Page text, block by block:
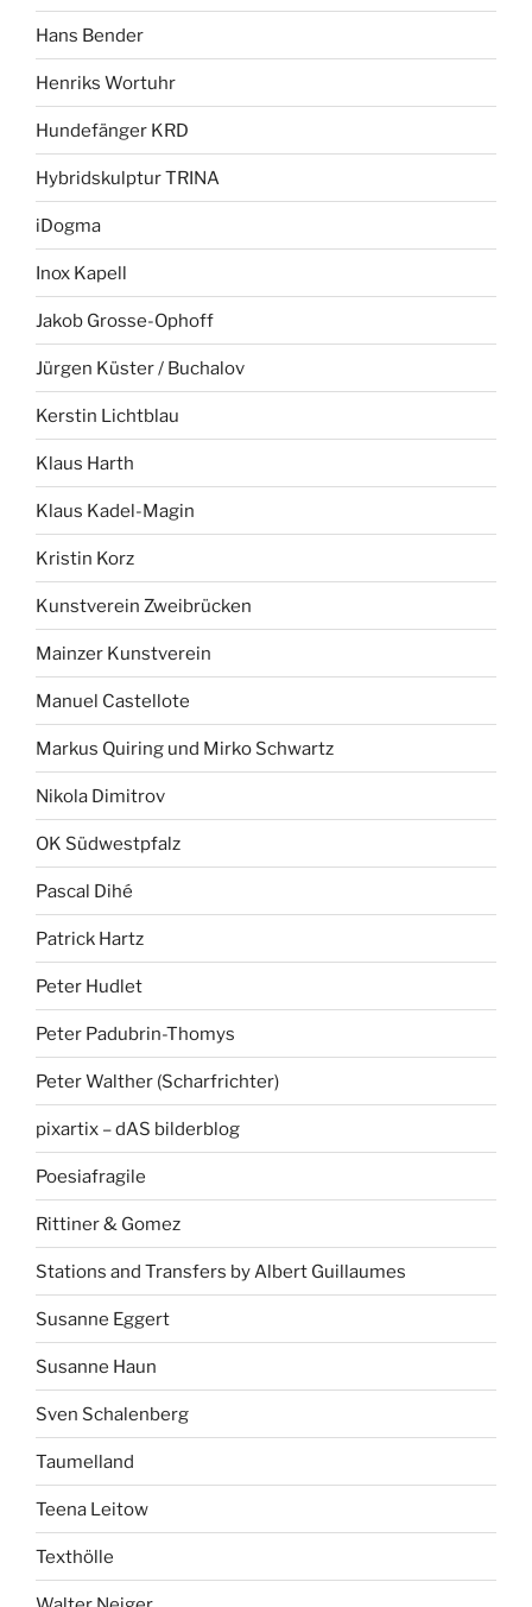
Hans Bender
Henriks Wortuhr
Hundefänger KRD
Hybridskulptur TRINA
iDogma
Inox Kapell
Jakob Grosse-Ophoff
Jürgen Küster / Buchalov
Kerstin Lichtblau
Klaus Harth
Klaus Kadel-Magin
Kristin Korz
Kunstverein Zweibrücken
Mainzer Kunstverein
Manuel Castellote
Markus Quiring und Mirko Schwartz
Nikola Dimitrov
OK Südwestpfalz
Pascal Dihé
Patrick Hartz
Peter Hudlet
Peter Padubrin-Thomys
Peter Walther (Scharfrichter)
pixartix – dAS bilderblog
Poesiafragile
Rittiner & Gomez
Stations and Transfers by Albert Guillaumes
Susanne Eggert
Susanne Haun
Sven Schalenberg
Taumelland
Teena Leitow
Texthölle